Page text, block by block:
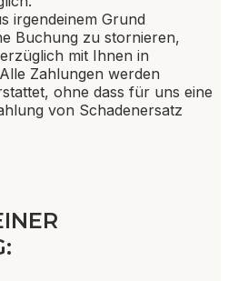
irgendeinem Grund
Buchung zu stornieren,
mit Ihnen in
Zahlungen werden
ohne dass für uns eine
von Schadenersatz